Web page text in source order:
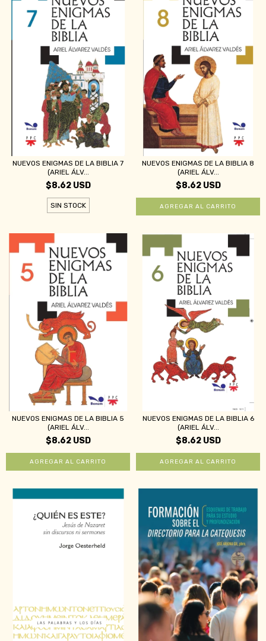
NUEVOS ENIGMAS DE LA BIBLIA 7
(ARIEL ÁLV...
$8.62 USD
SIN STOCK
NUEVOS ENIGMAS DE LA BIBLIA 8
(ARIEL ÁLV...
$8.62 USD
NUEVOS ENIGMAS DE LA BIBLIA 5
(ARIEL ÁLV...
$8.62 USD
NUEVOS ENIGMAS DE LA BIBLIA 6
(ARIEL ÁLV...
$8.62 USD